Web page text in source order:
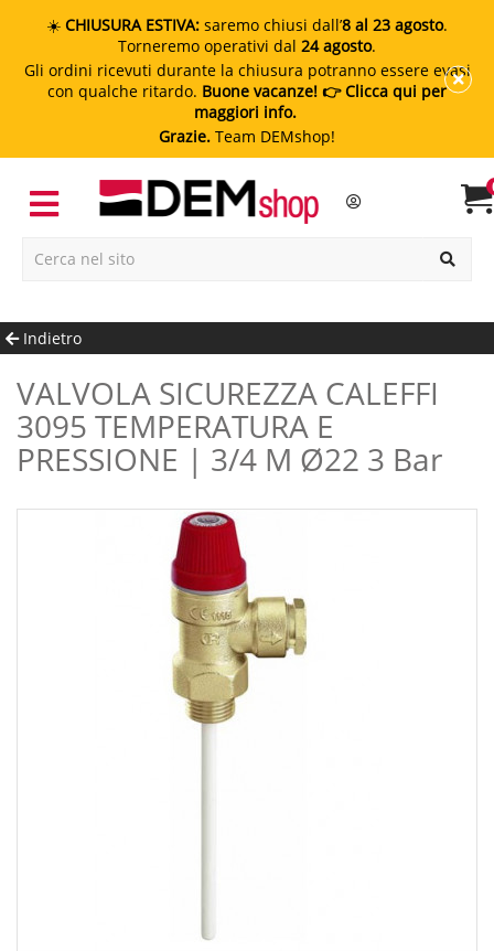
☀️ CHIUSURA ESTIVA: saremo chiusi dall’8 al 23 agosto.
Torneremo operativi dal 24 agosto.
Gli ordini ricevuti durante la chiusura potranno essere evasi
con qualche ritardo. Buone vacanze! 👉 Clicca qui per
maggiori info.
Grazie. Team DEMshop!
Indietro
VALVOLA SICUREZZA CALEFFI
3095 TEMPERATURA E
PRESSIONE | 3/4 M Ø22 3 Bar